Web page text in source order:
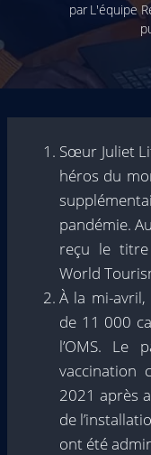
par L'équipe
Sœur Juliet
héros du
pandémie.
reçu le
World
À la mi-
de 11 000
l’OMS. Le
vaccination
2021 après
de
ont été